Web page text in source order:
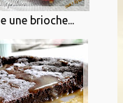
une brioche...